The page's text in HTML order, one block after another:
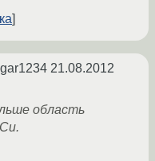
21.08.2012
область